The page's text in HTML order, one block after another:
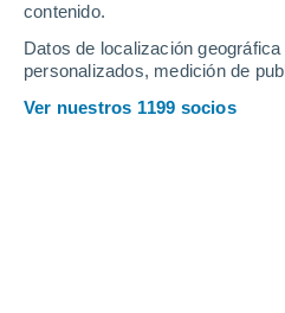
contenido.
Datos de localización
personalizados, medición de
Ver nuestros 1199 socios